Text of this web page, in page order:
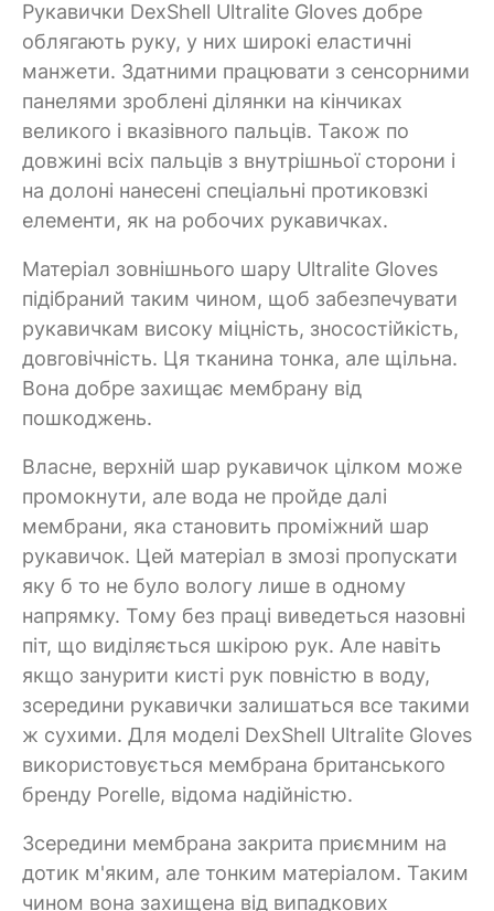
Рукавички DexShell Ultralite Gloves добре
облягають руку, у них широкі еластичні
манжети. Здатними працювати з сенсорними
панелями зроблені ділянки на кінчиках
великого і вказівного пальців. Також по
довжині всіх пальців з внутрішньої сторони і
на долоні нанесені спеціальні протиковзкі
елементи, як на робочих рукавичках.
Матеріал зовнішнього шару Ultralite Gloves
підібраний таким чином, щоб забезпечувати
рукавичкам високу міцність, зносостійкість,
довговічність. Ця тканина тонка, але щільна.
Вона добре захищає мембрану від
пошкоджень.
Власне, верхній шар рукавичок цілком може
промокнути, але вода не пройде далі
мембрани, яка становить проміжний шар
рукавичок. Цей матеріал в змозі пропускати
яку б то не було вологу лише в одному
напрямку. Тому без праці виведеться назовні
піт, що виділяється шкірою рук. Але навіть
якщо занурити кисті рук повністю в воду,
зсередини рукавички залишаться все такими
ж сухими. Для моделі DexShell Ultralite Gloves
використовується мембрана британського
бренду Porelle, відома надійністю.
Зсередини мембрана закрита приємним на
дотик м'яким, але тонким матеріалом. Таким
чином вона захищена від випадкових